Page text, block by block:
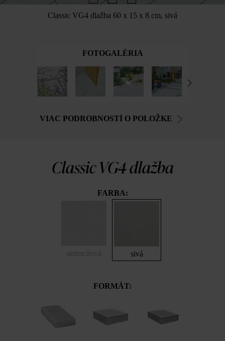
Classic VG4 dlažba 60 x 15 x 8 cm, sivá
FOTOGALÉRIA
VIAC PODROBNOSTÍ O POLOŽKE
Classic VG4 dlažba
FARBA:
sivá
FORMÁT: